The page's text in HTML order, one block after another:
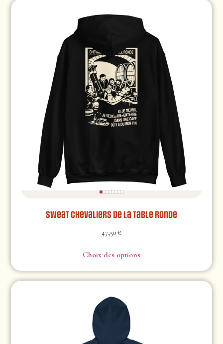
Sweat Chevaliers de la Table Ronde
47,50€
Choix des options